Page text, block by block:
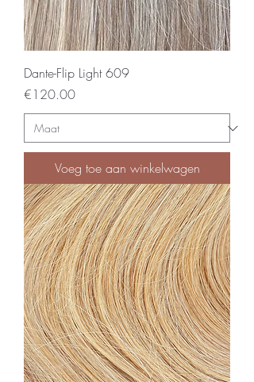
Dante-Flip Light 609
Price
€120.00
Voeg toe aan winkelwagen